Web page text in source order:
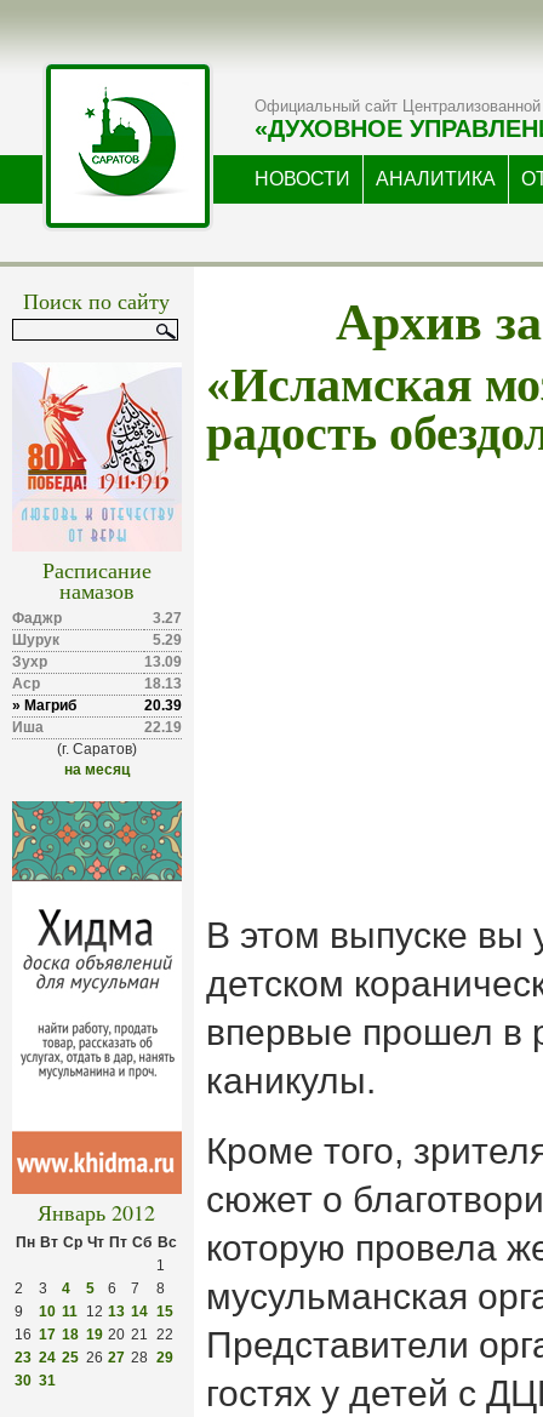
Официальный сайт Централизованной
«ДУХОВНОЕ
НОВОСТИ АНАЛИТИКА
Поиск по сайту
Расписание
намазов
Фаджр
3.27
Шурук
5.29
Зухр
13.09
Аср
18.13
» Магриб
20.39
Иша
22.19
(г. Саратов)
на месяц
Январь 2012
Пн Вт Ср Чт Пт Сб Вс
1
2
3 4 5 6 7
8
9
10 11 12 13 14 15
16 17 18 19 20 21
22
23 24 25 26 27 28 29
30 31
Архив
«Исламская
радость
В этом выпуске вы
детском
впервые прошел в
каникулы.
Кроме того,
сюжет о
которую провела
мусульманская
Представители
гостях у детей с